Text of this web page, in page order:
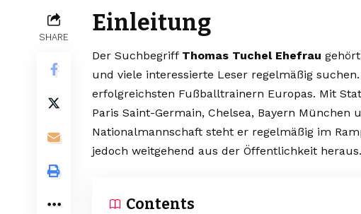
SHARE
Einleitung
Der Suchbegriff Thomas Tuchel Ehefrau
und viele interessierte Leser regelmäßig
erfolgreichsten Fußballtrainern Europas. Mit
Paris Saint-Germain, Chelsea, Bayern München
Nationalmannschaft steht er regelmäßig im
jedoch weitgehend aus der Öffentlichkeit heraus.
Contents